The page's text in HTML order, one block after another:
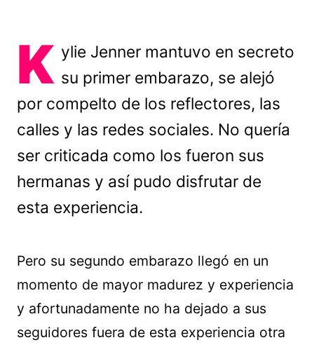
K ylie Jenner mantuvo en secreto
su primer embarazo, se alejó
por compelto de los reflectores, las
calles y las redes sociales. No quería
ser criticada como los fueron sus
hermanas y así pudo disfrutar de
esta experiencia.
Pero su segundo embarazo llegó en un
momento de mayor madurez y experiencia
y afortunadamente no ha dejado a sus
seguidores fuera de esta experiencia otra